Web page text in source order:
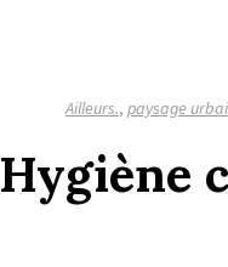
Ailleurs., paysage
Hygiène